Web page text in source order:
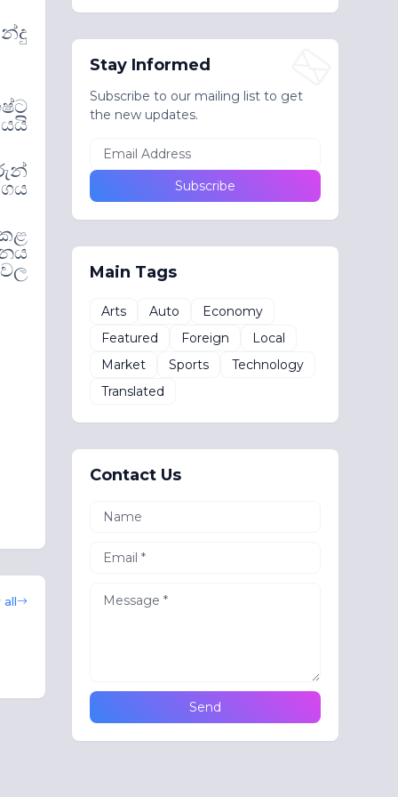
all
Stay Informed
Subscribe to our mailing list to get
the new updates.
Main Tags
Arts Auto
Economy
Featured
Foreign
Local
Market
Sports
Technology
Translated
Contact Us